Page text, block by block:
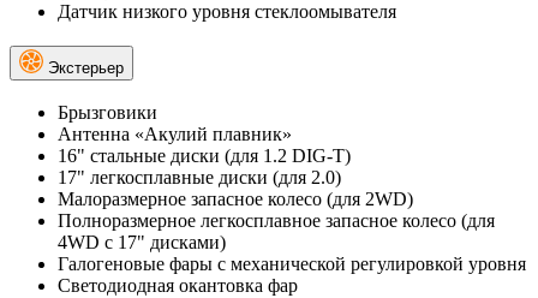
Датчик низкого уровня стеклоомывателя
Экстерьер
Брызговики
Антенна «Акулий плавник»
16" стальные диски (для 1.2 DIG-T)
17" легкосплавные диски (для 2.0)
Малоразмерное запасное колесо (для 2WD)
Полноразмерное легкосплавное запасное колесо (для
4WD с 17" дисками)
Галогеновые фары с механической регулировкой уровня
Светодиодная окантовка фар